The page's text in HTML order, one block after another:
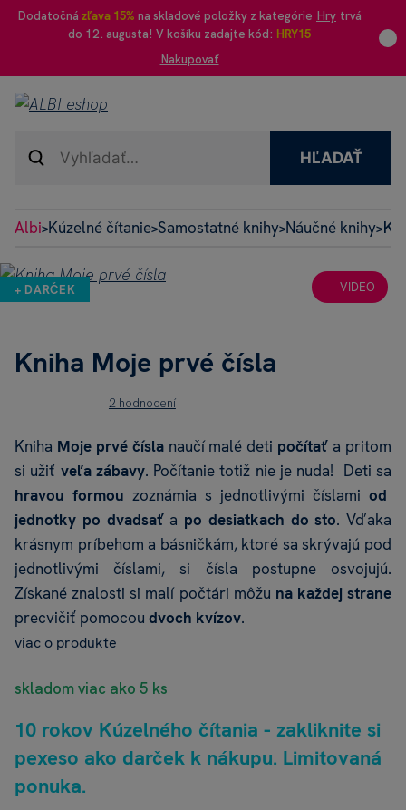
Dodatočná zľava 15% na skladové položky z kategórie Hry trvá
do 12. augusta! V košíku zadajte kód: HRY15
Nakupovať
HĽADAŤ
Albi>Kúzelné čítanie>Samostatné knihy>Náučné knihy>
+ DARČEK VIDEO
Kniha Moje prvé čísla
2 hodnocení
Kniha Moje prvé číslanaučí malé deti počítať a pritom
si užiť veľa zábavy. Počítanie totiž nie je nuda! Deti sa
hravou formou zoznámia s jednotlivými číslami od
jednotky po dvadsať a po desiatkach do sto. Vďaka
krásnym príbehom a básničkám, ktoré sa skrývajú pod
jednotlivými číslami, si čísla postupne osvojujú.
Získané znalosti si malí počtári môžu na každej strane
precvičiť pomocou dvoch kvízov.
viac o produkte
skladom viac ako 5 ks
10 rokov Kúzelného čítania - zakliknite si
pexeso ako darček k nákupu. Limitovaná
ponuka.